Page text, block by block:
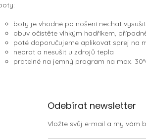
boty je vhodné po nošení nechat vysušit
obuv očistěte vlhkým hadříkem,
poté doporučujeme aplikovat sprej na
neprat a nesušit u zdrojů tepla
pratelné na jemný program na max.
Odebírat newsletter
Vložte svůj e-mail a my vám